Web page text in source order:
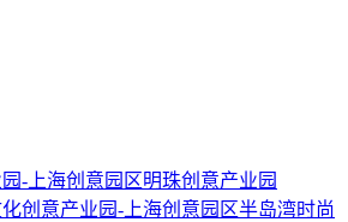
明珠创意产业园
半岛湾时尚